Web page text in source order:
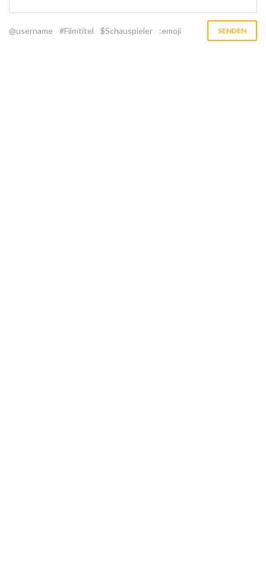
@username #Filmtitel $Schauspieler :emoji